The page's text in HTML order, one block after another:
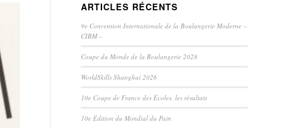
ARTICLES RÉCENTS
9e Convention Internationale de la Boulangerie Moderne –
CIBM –
Coupe du Monde de la Boulangerie 2028
WorldSkills Shanghai 2026
10e Coupe de France des Écoles, les résultats
10e Édition du Mondial du Pain